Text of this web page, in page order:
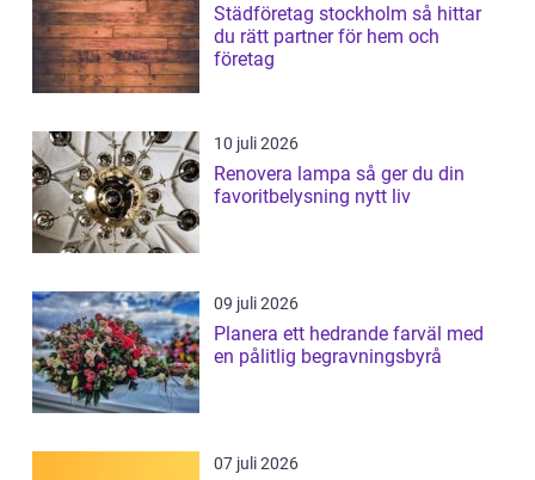
Städföretag stockholm så hittar
du rätt partner för hem och
företag
10 juli 2026
Renovera lampa så ger du din
favoritbelysning nytt liv
09 juli 2026
Planera ett hedrande farväl med
en pålitlig begravningsbyrå
07 juli 2026